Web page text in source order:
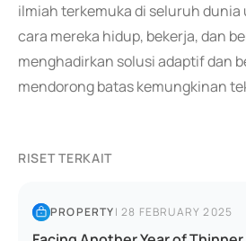
ilmiah terkemuka di seluruh
cara mereka hidup, bekerja, dan
menghadirkan solusi adaptif dan
mendorong batas kemungkinan
RISET TERKAIT
PROPERTY|28 FEBRUARY 2025